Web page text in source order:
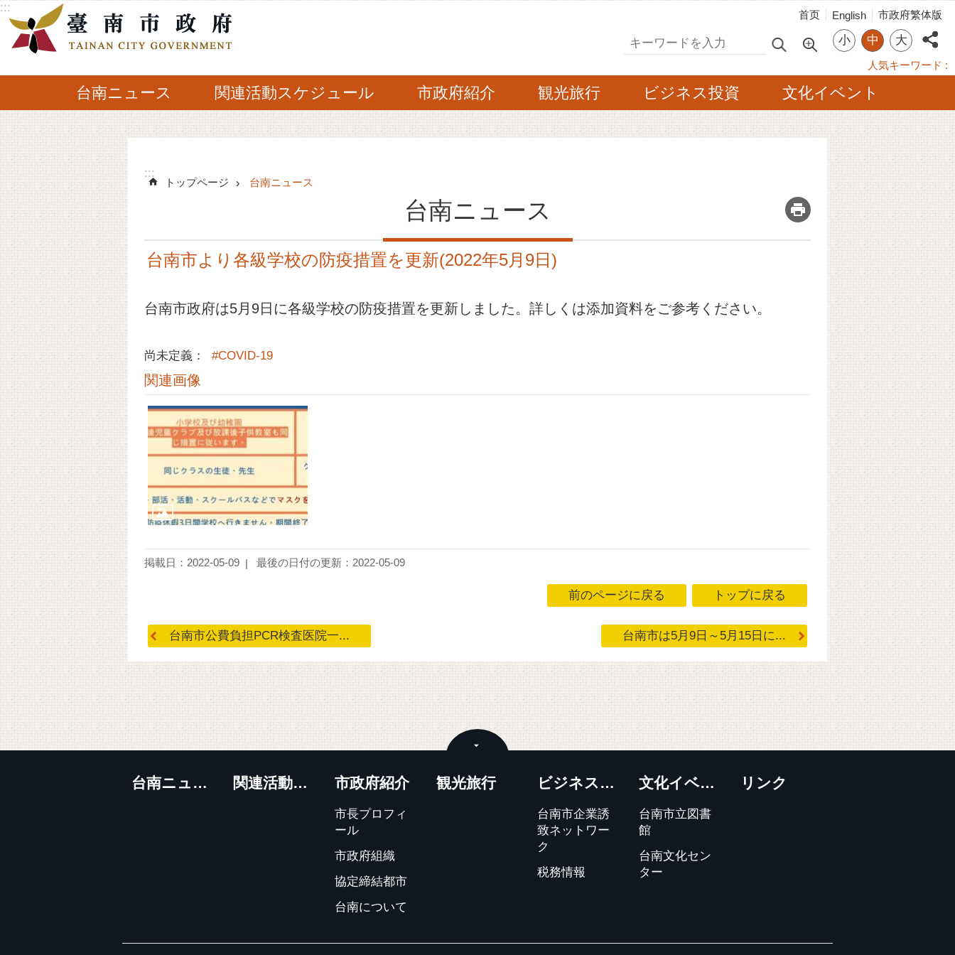
メインのコンテンツブロックにジャンプする
:::
首页 English 市政府繁体版
検索 小 中 大
人気キーワード
台南ニュース 関連活動スケジュール 市政府紹介 観光旅行 ビジネス投資 文化イベント
:::
トップページ 台南ニュース
台南ニュース _
台南市より各級学校の防疫措置を更新(2022年5月9日)
台南市政府は5月9日に各級学校の防疫措置を更新しました。詳しくは添加資料をご参考ください。
尚未定義： #COVID-19
関連画像
掲載日：2022-05-09 最後の日付の更新：2022-05-09
前のページに戻る トップに戻る
台南市公費負担PCR検査医院一... 台南市は5月9日～5月15日に...
台南ニュース 関連活動スケジュール 市政府紹介
市長プロフィ
ール
市政府組織
協定締結都市
台南について
観光旅行 ビジネス投資
台南市企業誘
致ネットワー
ク
税務情報
文化イベント
台南市立図書
館
台南文化セン
ター
リンク